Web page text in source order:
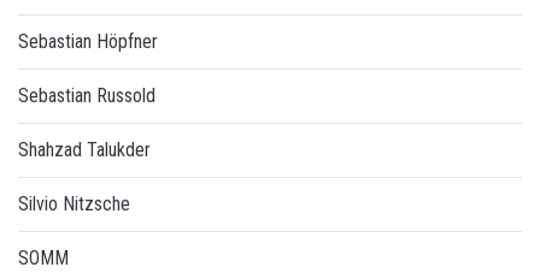
Sebastian Höpfner
Sebastian Russold
Shahzad Talukder
Silvio Nitzsche
SOMM